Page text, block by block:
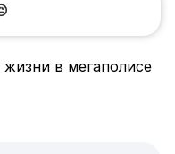
в мегаполисе